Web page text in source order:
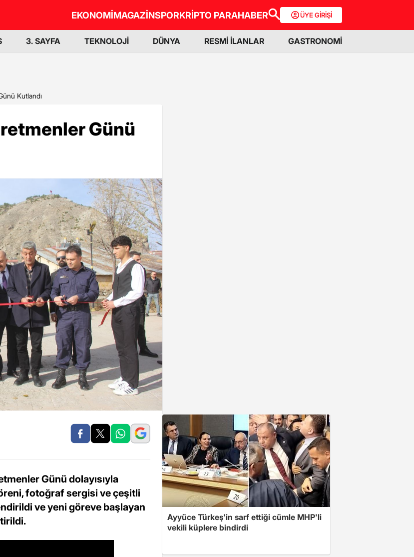
EKONOMİMAGAZİNSPORKRİPTO PARAHABER ÜYE GİRİŞİ
3. SAYFA TEKNOLOJİ DÜNYA RESMİ İLANLAR GASTRONOMİ
Kutlandı
Günü
Günü dolayısıyla
fotoğraf sergisi ve çeşitli
ve yeni göreve başlayan
Ayyüce Türkeş'in sarf ettiği cümle MHP'li
vekili küplere bindirdi